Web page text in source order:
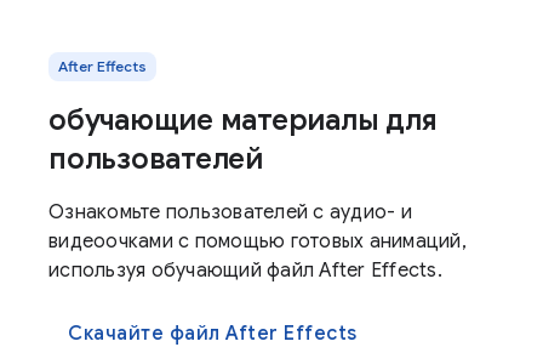
After Effects
обучающие материалы для
пользователей
Ознакомьте пользователей с аудио- и
видеоочками с помощью готовых анимаций,
используя обучающий файл After Effects.
Скачайте файл After Effects